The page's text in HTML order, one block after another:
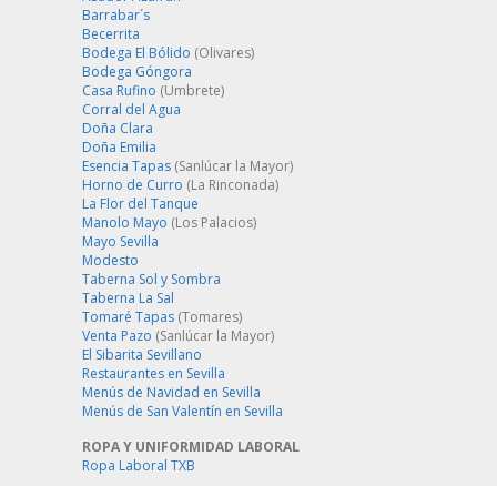
Barrabar´s
Becerrita
Bodega El Bólido (Olivares)
Bodega Góngora
Casa Rufino (Umbrete)
Corral del Agua
Doña Clara
Doña Emilia
Esencia Tapas (Sanlúcar la Mayor)
Horno de Curro (La Rinconada)
La Flor del Tanque
Manolo Mayo (Los Palacios)
Mayo Sevilla
Modesto
Taberna Sol y Sombra
Taberna La Sal
Tomaré Tapas (Tomares)
Venta Pazo (Sanlúcar la Mayor)
El Sibarita Sevillano
Restaurantes en Sevilla
Menús de Navidad en Sevilla
Menús de San Valentín en Sevilla
ROPA Y UNIFORMIDAD LABORAL
Ropa Laboral TXB